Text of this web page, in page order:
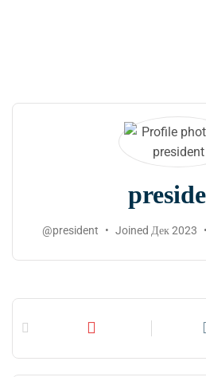
@president • Joined Дек 2023 •